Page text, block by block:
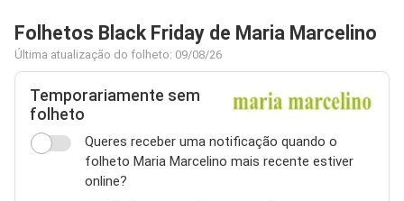
Folhetos Black Friday de Maria Marcelino
Última atualização do folheto: 09/08/26
Temporariamente sem
folheto
Queres receber uma notificação quando o
folheto Maria Marcelino mais recente estiver
online?